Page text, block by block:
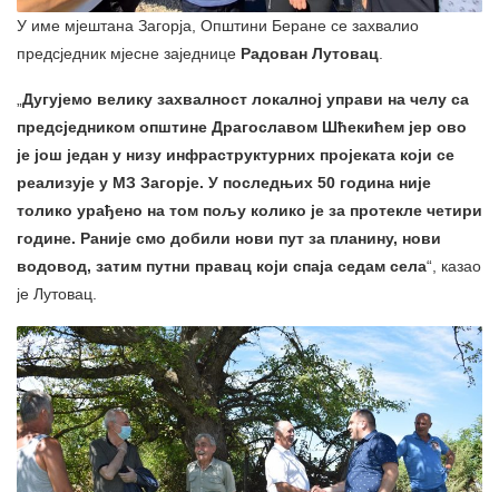
У име мјештана Загорја, Општини Беране се захвалио
предсједник мјесне заједнице Радован Лутовац.
„Дугујемо велику захвалност локалној управи на челу са
предсједником општине Драгославом Шћекићем јер ово
је још један у низу инфраструктурних пројеката који се
реализује у МЗ Загорје. У последњих 50 година није
толико урађено на том пољу колико је за протекле четири
године. Раније смо добили нови пут за планину, нови
водовод, затим путни правац који спаја седам села“, казао
je Лутовац.